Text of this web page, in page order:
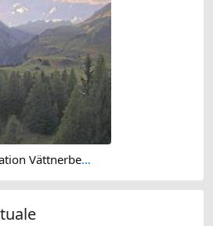
Vattis › West: Bergstation Vättnerberg - Zanaihorn